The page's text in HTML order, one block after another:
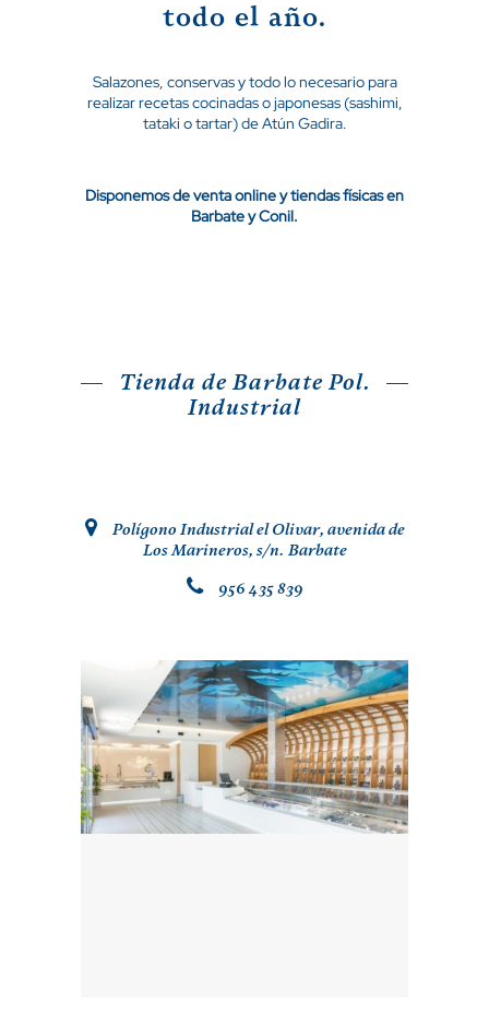
todo el año.
Salazones, conservas y todo lo necesario para
realizar recetas cocinadas o japonesas (sashimi,
tataki o tartar) de Atún Gadira.
Disponemos de venta online y tiendas físicas en
Barbate y Conil.
Tienda de Barbate Pol.
Industrial
.
Polígono Industrial el Olivar, avenida de
Los Marineros, s/n. Barbate
. 956 435 839